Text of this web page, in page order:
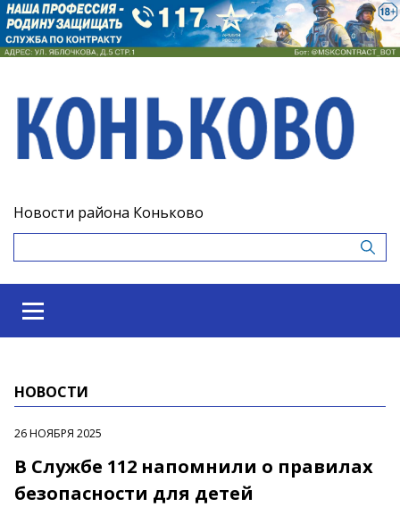
Новости района Коньково
НОВОСТИ
26 НОЯБРЯ 2025
В Службе 112 напомнили о правилах
безопасности для детей